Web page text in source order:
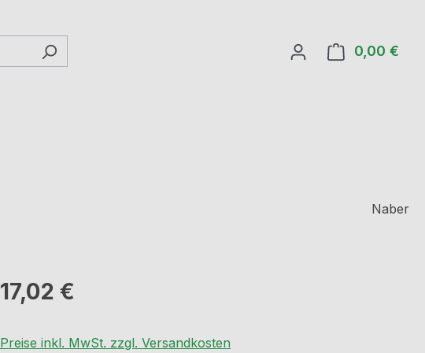
0,00 €
Naber
Regulärer Preis:
17,02 €
Preise inkl. MwSt. zzgl. Versandkosten